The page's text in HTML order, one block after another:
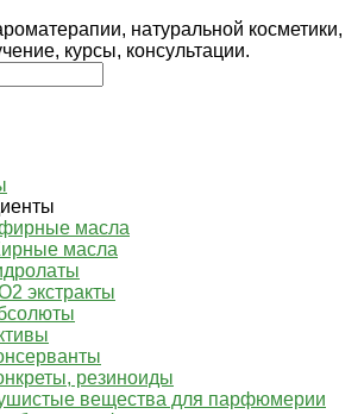
натуральной косметики,
курсы, консультации.
масла
масла
экстракты
резиноиды
вещества для парфюмерии